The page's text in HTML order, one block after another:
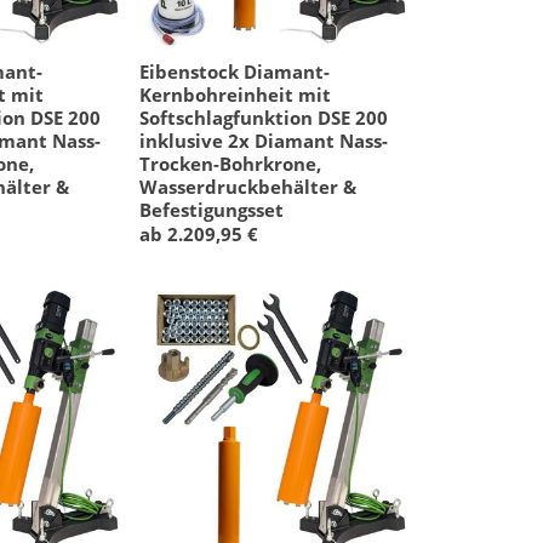
mit
DSE 200
Nass-
&
Eibenstock Diamant-
Kernbohreinheit mit
Softschlagfunktion DSE 200
inklusive 2x Diamant Nass-
Trocken-Bohrkrone,
Wasserdruckbehälter &
Befestigungsset
ab 2.209,95 €